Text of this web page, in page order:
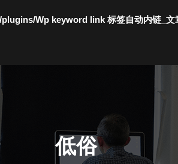
Wp keyword link 标签自动内链_
低俗